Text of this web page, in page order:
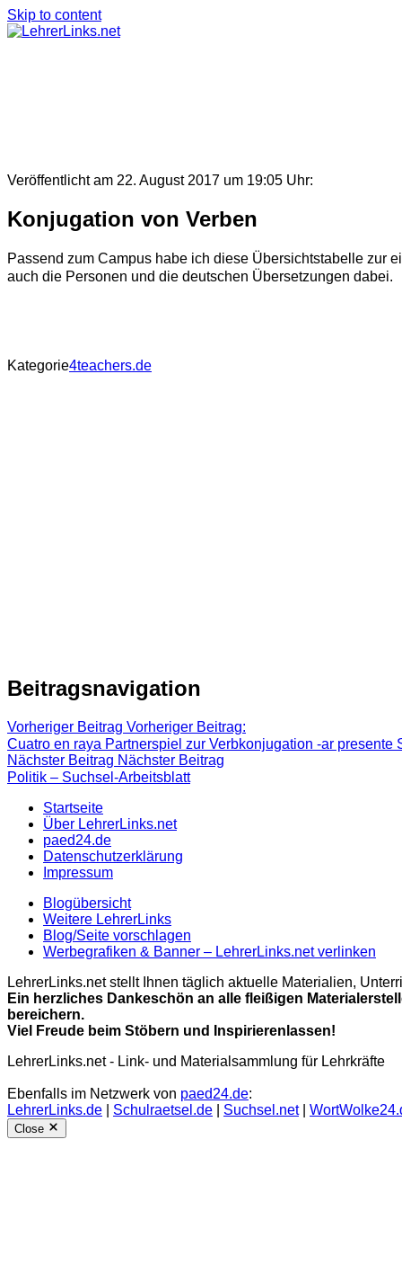
Skip to content
Veröffentlicht am 22. August 2017 um 19:05 Uhr:
Konjugation von Verben
Passend zum Campus habe ich diese Übersichtstabelle zur
auch die Personen und die deutschen Übersetzungen dabei.
Kategorie4teachers.de
Beitragsnavigation
Vorheriger Beitrag Vorheriger Beitrag:
Cuatro en raya Partnerspiel zur Verbkonjugation -ar presente
Nächster Beitrag Nächster Beitrag
Politik – Suchsel-Arbeitsblatt
Startseite
Über LehrerLinks.net
paed24.de
Datenschutzerklärung
Impressum
Blogübersicht
Weitere LehrerLinks
Blog/Seite vorschlagen
Werbegrafiken & Banner – LehrerLinks.net verlinken
LehrerLinks.net stellt Ihnen täglich aktuelle Materialien,
Ein herzliches Dankeschön an alle fleißigen
bereichern.
Viel Freude beim Stöbern und Inspirierenlassen!
LehrerLinks.net - Link- und Materialsammlung für Lehrkräfte
Ebenfalls im Netzwerk von paed24.de:
LehrerLinks.de
Schulraetsel.de Suchsel.net|
Close